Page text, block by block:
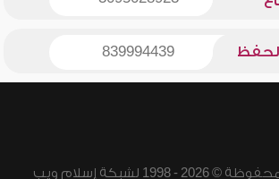
839994439
لشبكة إسلام ويب